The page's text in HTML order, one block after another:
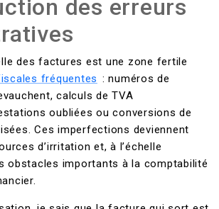
des erreurs
des factures est une zone fertile
fréquentes : numéros de
calculs de TVA
oubliées ou conversions de
Ces imperfections deviennent
d’irritation et, à l’échelle
obstacles importants à la comptabilité